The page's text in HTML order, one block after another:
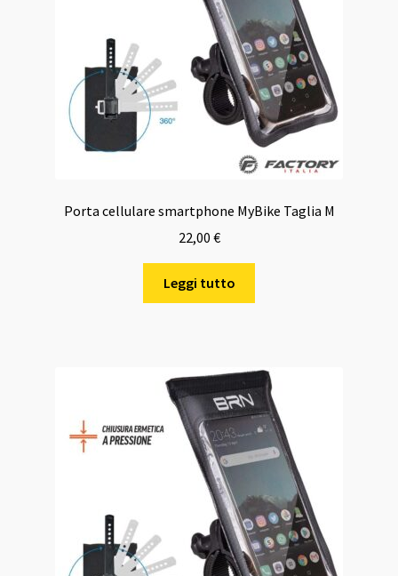
Porta cellulare smartphone MyBike Taglia M
22,00 €
Leggi tutto